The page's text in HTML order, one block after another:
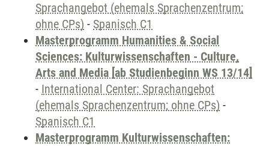
Sprachangebot (ehemals Sprachenzentrum;
ohne CPs) - Spanisch C1
Masterprogramm Humanities & Social
Sciences: Kulturwissenschaften - Culture,
Arts and Media [ab Studienbeginn WS 13/14]
- International Center: Sprachangebot
(ehemals Sprachenzentrum; ohne CPs) -
Spanisch C1
Masterprogramm Kulturwissenschaften: